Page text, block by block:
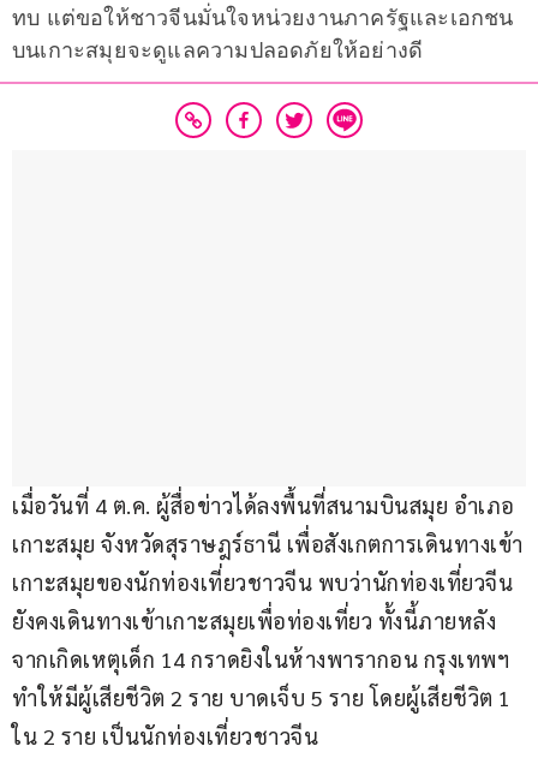
ทบ แต่ขอให้ชาวจีนมั่นใจหน่วยงานภาครัฐและเอกชน
บนเกาะสมุยจะดูแลความปลอดภัยให้อย่างดี
เมื่อวันที่ 4 ต.ค. ผู้สื่อข่าวได้ลงพื้นที่สนามบินสมุย อำเภอ
เกาะสมุย จังหวัดสุราษฎร์ธานี เพื่อสังเกตการเดินทางเข้า
เกาะสมุยของนักท่องเที่ยวชาวจีน พบว่านักท่องเที่ยวจีน
ยังคงเดินทางเข้าเกาะสมุยเพื่อท่องเที่ยว ทั้งนี้ภายหลัง
จากเกิดเหตุเด็ก 14 กราดยิงในห้างพารากอน กรุงเทพฯ
ทำให้มีผู้เสียชีวิต 2 ราย บาดเจ็บ 5 ราย โดยผู้เสียชีวิต 1
ใน 2 ราย เป็นนักท่องเที่ยวชาวจีน